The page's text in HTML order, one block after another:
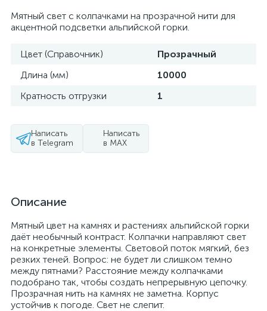
Мятный свет с колпачками на прозрачной нити для
акцентной подсветки альпийской горки.
Цвет (Справочник)
Прозрачный
Длина (мм)
10000
Кратность отгрузки
1
Написать
в Telegram
Написать
в MAX
Описание
Мятный цвет на камнях и растениях альпийской горки
даёт необычный контраст. Колпачки направляют свет
на конкретные элементы. Световой поток мягкий, без
резких теней. Вопрос: не будет ли слишком темно
между пятнами? Расстояние между колпачками
подобрано так, чтобы создать непрерывную цепочку.
Прозрачная нить на камнях не заметна. Корпус
устойчив к погоде. Свет не слепит.